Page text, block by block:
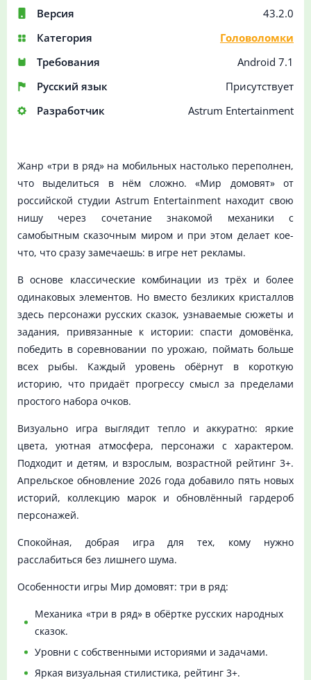
Версия
43.2.0
Категория
Головоломки
Требования
Android 7.1
Русский язык
Присутствует
Разработчик
Astrum Entertainment
Жанр «три в ряд» на мобильных настолько переполнен,
что выделиться в нём сложно. «Мир домовят» от
российской студии Astrum Entertainment находит свою
нишу через сочетание знакомой механики с
самобытным сказочным миром и при этом делает кое-
что, что сразу замечаешь: в игре нет рекламы.
В основе классические комбинации из трёх и более
одинаковых элементов. Но вместо безликих кристаллов
здесь персонажи русских сказок, узнаваемые сюжеты и
задания, привязанные к истории: спасти домовёнка,
победить в соревновании по урожаю, поймать больше
всех рыбы. Каждый уровень обёрнут в короткую
историю, что придаёт прогрессу смысл за пределами
простого набора очков.
Визуально игра выглядит тепло и аккуратно: яркие
цвета, уютная атмосфера, персонажи с характером.
Подходит и детям, и взрослым, возрастной рейтинг 3+.
Апрельское обновление 2026 года добавило пять новых
историй, коллекцию марок и обновлённый гардероб
персонажей.
Спокойная, добрая игра для тех, кому нужно
расслабиться без лишнего шума.
Особенности игры Мир домовят: три в ряд:
Механика «три в ряд» в обёртке русских народных
сказок.
Уровни с собственными историями и задачами.
Яркая визуальная стилистика, рейтинг 3+.